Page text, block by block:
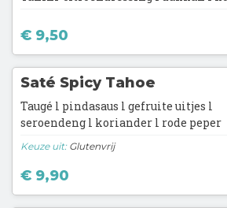
€ 9,50
Saté Spicy Tahoe
Taugé l pindasaus l gefruite uitjes l
seroendeng l koriander l rode peper
Keuze uit:Glutenvrij
€ 9,90